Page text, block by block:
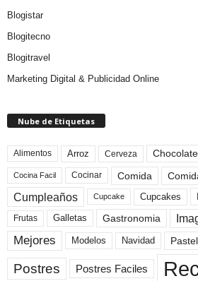
Blogistar
Blogitecno
Blogitravel
Marketing Digital & Publicidad Online
Nube de Etiquetas
Alimentos Arroz Cerveza Chocolate
Cocina Facil Cocinar Comida
Cumpleaños Cupcake Cupcakes
Frutas Galletas Gastronomia
Mejores Modelos Navidad Pastel
Postres Postres Faciles